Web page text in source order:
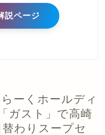
説ページ
ーくホールディ
ガスト」で高崎
わりスープセ